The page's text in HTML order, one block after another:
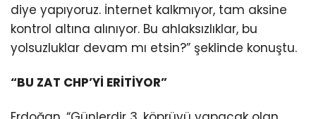
diye yapıyoruz. İnternet kalkmıyor, tam aksine
kontrol altına alınıyor. Bu ahlaksızlıklar, bu
yolsuzluklar devam mı etsin?” şeklinde konuştu.
“BU ZAT CHP’Yİ ERİTİYOR”